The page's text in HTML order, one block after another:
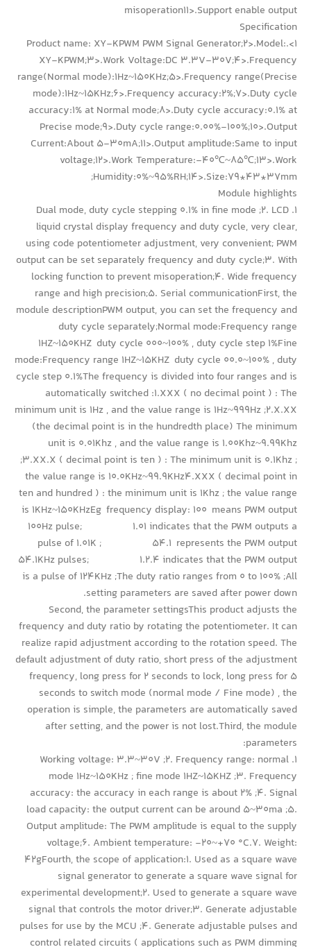
misoperation11>.Support enable output
Specification
1>.Product name: XY-KPWM PWM Signal Generator;2>.Model:
XY-KPWM;3>.Work Voltage:DC 3.3V-30V;4>.Frequency
range(Normal mode):1Hz~150KHz;5>.Frequency range(Precise
mode):1Hz~15KHz;6>.Frequency accuracy:2%;7>.Duty cycle
accuracy:1% at Normal mode;8>.Duty cycle accuracy:0.1% at
Precise mode;9>.Duty cycle range:0.00%-100%;10>.Output
Current:About 5-30mA;11>.Output amplitude:Same to input
voltage;12>.Work Temperature:-40℃~85℃;13>.Work
Humidity:0%~95%RH;14>.Size:79*43*37mm;
Module highlights
1. Dual mode, duty cycle stepping 0.1% in fine mode ;2. LCD
liquid crystal display frequency and duty cycle, very clear,
using code potentiometer adjustment, very convenient; PWM
output can be set separately frequency and duty cycle;3. With
locking function to prevent misoperation;4. Wide frequency
range and high precision;5. Serial communicationFirst, the
module descriptionPWM output, you can set the frequency and
duty cycle separately;Normal mode:Frequency range
1HZ~150KHZ duty cycle 000~100% , duty cycle step 1%Fine
mode:Frequency range 1HZ~15KHZ duty cycle 00.0~100% , duty
cycle step 0.1%The frequency is divided into four ranges and is
automatically switched :1.XXX ( no decimal point ) : The
minimum unit is 1Hz , and the value range is 1Hz~999Hz ;2.X.XX
(the decimal point is in the hundredth place) The minimum
unit is 0.01Khz , and the value range is 1.00Khz~9.99Khz
;3.XX.X ( decimal point is ten ) : The minimum unit is 0.1Khz ;
the value range is 10.0KHz~99.9KHz4.XXX ( decimal point in
ten and hundred ) : the minimum unit is 1Khz ; the value range
is 1KHz~150KHzEg frequency display: 100 means PWM output
100Hz pulse; 1.01 indicates that the PWM outputs a
pulse of 1.01K ; 54.1 represents the PWM output
54.1KHz pulses; 1.2.4 indicates that the PWM output
is a pulse of 124KHz ;The duty ratio ranges from 0 to 100% ;All
setting parameters are saved after power down.
Second, the parameter settingsThis product adjusts the
frequency and duty ratio by rotating the potentiometer. It can
realize rapid adjustment according to the rotation speed. The
default adjustment of duty ratio, short press of the adjustment
frequency, long press for 2 seconds to lock, long press for 5
seconds to switch mode (normal mode / Fine mode) , the
operation is simple, the parameters are automatically saved
after setting, and the power is not lost.Third, the module
parameters:
1. Working voltage: 3.3~30V ;2. Frequency range: normal
mode 1Hz~150KHz ; fine mode 1HZ~15KHZ ;3. Frequency
accuracy: the accuracy in each range is about 2% ;4. Signal
load capacity: the output current can be around 5~30ma ;5.
Output amplitude: The PWM amplitude is equal to the supply
voltage;6. Ambient temperature: -20~+70 °C.7. Weight:
42gFourth, the scope of application:1. Used as a square wave
signal generator to generate a square wave signal for
experimental development;2. Used to generate a square wave
signal that controls the motor driver;3. Generate adjustable
pulses for use by the MCU ;4. Generate adjustable pulses and
control related circuits ( applications such as PWM dimming